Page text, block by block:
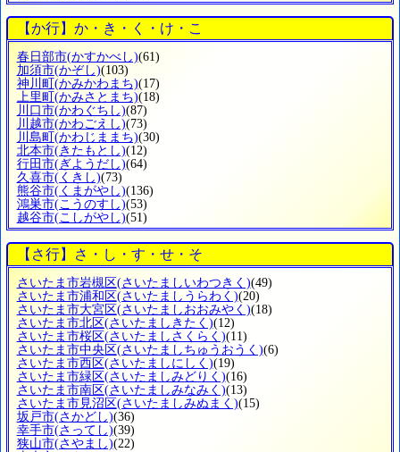
【か行】か・き・く・け・こ
春日部市(かすかべし)(61)
加須市(かぞし)(103)
神川町 (かみかわまち)(17)
上里町 (かみさとまち)(18)
川口市(かわぐちし)(87)
川越市(かわごえし)(73)
川島町 (かわじままち)(30)
北本市(きたもとし)(12)
行田市(ぎようだし)(64)
久喜市(くきし)(73)
熊谷市(くまがやし)(136)
鴻巣市(こうのすし)(53)
越谷市(こしがやし)(51)
【さ行】さ・し・す・せ・そ
さいたま市岩槻区(さいたましいわつきく)(49)
さいたま市浦和区(さいたましうらわく)(20)
さいたま市大宮区(さいたましおおみやく)(18)
さいたま市北区(さいたましきたく)(12)
さいたま市桜区(さいたましさくらく)(11)
さいたま市中央区(さいたましちゅうおうく)(6)
さいたま市西区(さいたましにしく)(19)
さいたま市緑区(さいたましみどりく)(16)
さいたま市南区(さいたましみなみく)(13)
さいたま市見沼区(さいたましみぬまく)(15)
坂戸市(さかどし)(36)
幸手市(さってし)(39)
狭山市(さやまし)(22)